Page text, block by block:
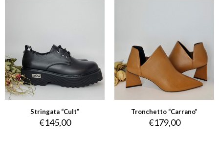
Stringata “Cult”
€145,00
Tronchetto “Carrano”
€179,00